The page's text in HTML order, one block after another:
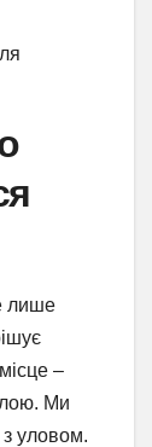
лише
–
Ми
уловом.